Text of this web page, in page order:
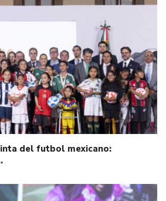
del futbol mexicano: